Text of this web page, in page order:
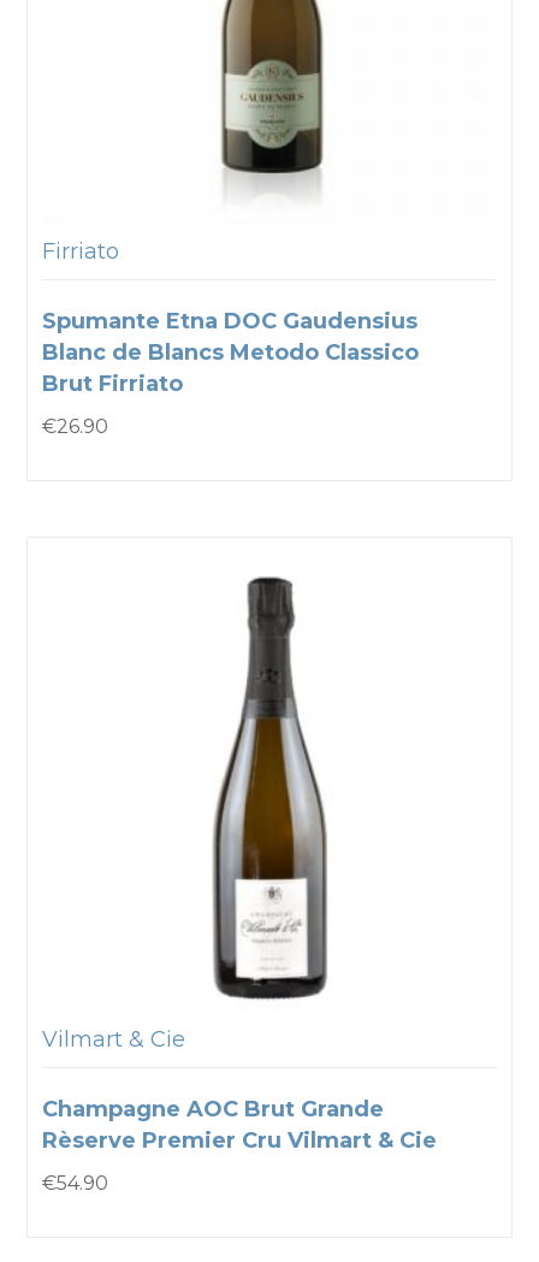
Firriato
Spumante Etna DOC Gaudensius
Blanc de Blancs Metodo Classico
Brut Firriato
€26.90
Vilmart & Cie
Champagne AOC Brut Grande
Rèserve Premier Cru Vilmart & Cie
€54.90